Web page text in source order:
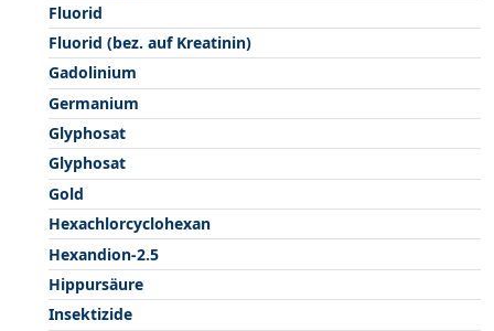
Fluorid
Fluorid (bez. auf Kreatinin)
Gadolinium
Germanium
Glyphosat
Glyphosat
Gold
Hexachlorcyclohexan
Hexandion-2.5
Hippursäure
Insektizide